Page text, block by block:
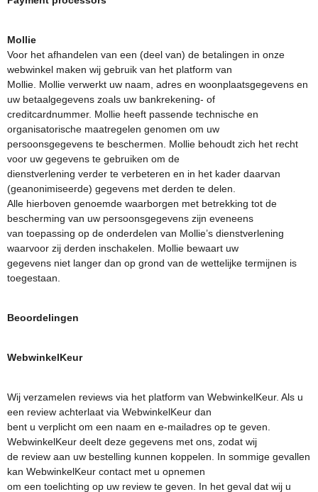
Mollie
Voor het afhandelen van een (deel van) de betalingen in onze
webwinkel maken wij gebruik van het platform van
Mollie. Mollie verwerkt uw naam, adres en woonplaatsgegevens en
uw betaalgegevens zoals uw bankrekening- of
creditcardnummer. Mollie heeft passende technische en
organisatorische maatregelen genomen om uw
persoonsgegevens te beschermen. Mollie behoudt zich het recht
voor uw gegevens te gebruiken om de
dienstverlening verder te verbeteren en in het kader daarvan
(geanonimiseerde) gegevens met derden te delen.
Alle hierboven genoemde waarborgen met betrekking tot de
bescherming van uw persoonsgegevens zijn eveneens
van toepassing op de onderdelen van Mollie’s dienstverlening
waarvoor zij derden inschakelen. Mollie bewaart uw
gegevens niet langer dan op grond van de wettelijke termijnen is
toegestaan.
Beoordelingen
WebwinkelKeur
Wij verzamelen reviews via het platform van WebwinkelKeur. Als u
een review achterlaat via WebwinkelKeur dan
bent u verplicht om een naam en e-mailadres op te geven.
WebwinkelKeur deelt deze gegevens met ons, zodat wij
de review aan uw bestelling kunnen koppelen. In sommige gevallen
kan WebwinkelKeur contact met u opnemen
om een toelichting op uw review te geven. In het geval dat wij u